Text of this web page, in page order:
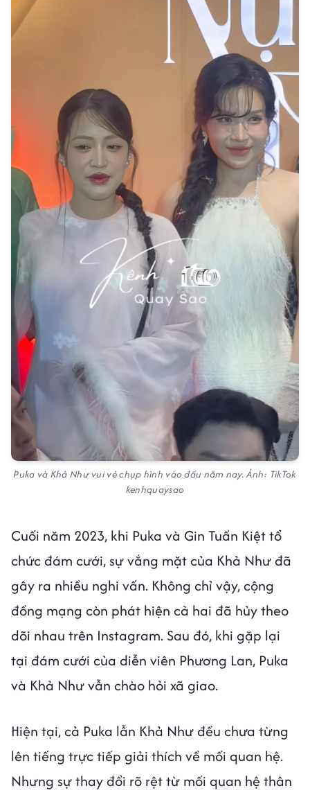
Puka và Khả Như vui vẻ chụp hình vào đầu năm nay. Ảnh: TikTok
kenhquaysao
Cuối năm 2023, khi Puka và Gin Tuấn Kiệt tổ
chức đám cưới, sự vắng mặt của Khả Như đã
gây ra nhiều nghi vấn. Không chỉ vậy, cộng
đồng mạng còn phát hiện cả hai đã hủy theo
dõi nhau trên Instagram. Sau đó, khi gặp lại
tại đám cưới của diễn viên Phương Lan, Puka
và Khả Như vẫn chào hỏi xã giao.
Hiện tại, cả Puka lẫn Khả Như đều chưa từng
lên tiếng trực tiếp giải thích về mối quan hệ.
Nhưng sự thay đổi rõ rệt từ mối quan hệ thân